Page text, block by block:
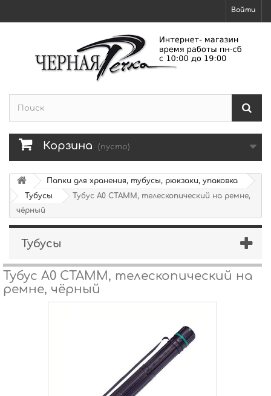
Войти
Корзина (пусто)
Папки для хранения, тубусы, рюкзаки, упаковка
Тубусы
Тубус А0 СТАММ, телескопический на ремне,
чёрный
Тубусы
Тубус А0 СТАММ, телескопический на
ремне, чёрный